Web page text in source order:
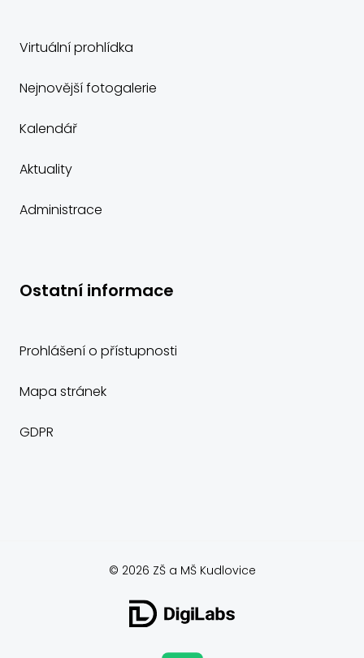
Virtuální prohlídka
Nejnovější fotogalerie
Kalendář
Aktuality
Administrace
Ostatní informace
Prohlášení o přístupnosti
Mapa stránek
GDPR
© 2026 ZŠ a MŠ Kudlovice